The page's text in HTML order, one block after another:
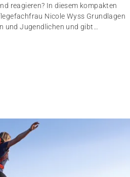
reagieren? In diesem kompakten
Nicole Wyss Grundlagen
und Jugendlichen und gibt